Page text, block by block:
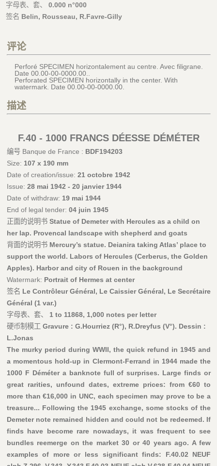
字母表、套、 0.000 n°000
签名 Belin, Rousseau, R.Favre-Gilly
评论
Perforé SPECIMEN horizontalement au centre. Avec filigrane.
Date 00.00-00-0000.00..
Perforated SPECIMEN horizontally in the center. With
watermark. Date 00.00-00-0000.00.
描述
F.40 - 1000 FRANCS DÉESSE DÉMÉTER
编号 Banque de France : BDF194203
Size: 107 x 190 mm
Date of creation/issue: 21 octobre 1942
Issue: 28 mai 1942 - 20 janvier 1944
Date of withdraw: 19 mai 1944
End of legal tender: 04 juin 1945
正面的说明书 Statue of Demeter with Hercules as a child on
her lap. Provencal landscape with shepherd and goats
背面的说明书 Mercury’s statue. Deianira taking Atlas’ place to
support the world. Labors of Hercules (Cerberus, the Golden
Apples). Harbor and city of Rouen in the background
Watermark: Portrait of Hermes at center
签名 Le Contrôleur Général, Le Caissier Général, Le Secrétaire
Général (1 var.)
字母表、套、 1 to 11868, 1,000 notes per letter
硬币制模工 Gravure : G.Hourriez (R°), R.Dreyfus (V°). Dessin :
L.Jonas
The murky period during WWII, the quick refund in 1945 and
a momentous hold-up in Clermont-Ferrand in 1944 made the
1000 F Déméter a banknote full of surprises. Large finds or
great rarities, unfound dates, extreme prices: from €60 to
more than €16,000 in UNC, each specimen may prove to be a
treasure... Following the 1945 exchange, some stocks of the
Demeter note remained hidden and could not be redeemed. If
finds have become rare nowadays, it was frequent to see
bundles reemerge on the market 30 or 40 years ago. A few
examples of more or less significant finds: F.40.02 NEUF